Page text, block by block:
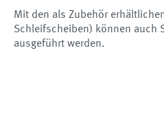
Mit den als Zubehör
Schleifscheiben) können auch
ausgeführt werden.